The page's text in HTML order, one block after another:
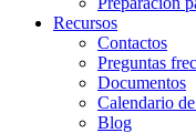
Recursos
Contactos
Preguntas
Documentos
Calendario
Blog